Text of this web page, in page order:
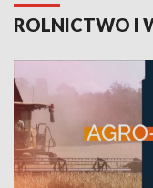
ROLNICTWO I